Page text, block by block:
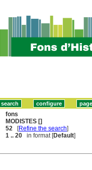
fons
MODISTES []
52 [Refine the search]
1 .. 20 in format [Default]